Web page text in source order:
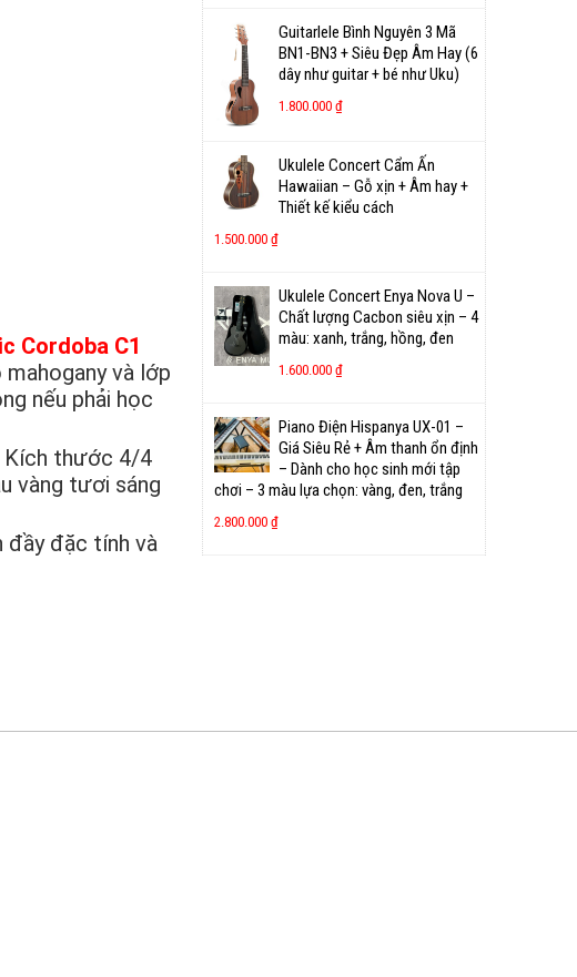
Cordoba C1
và lớp
nếu phải học
Kích thước 4/4
vàng tươi sáng
đầy đặc tính và
Guitarlele Bình Nguyên 3 Mã
BN1-BN3 + Siêu Đẹp Âm Hay (6
dây như guitar + bé như Uku)
1.800.000 ₫
Ukulele Concert Cẩm Ấn
Hawaiian – Gỗ xịn + Âm hay +
Thiết kế kiểu cách
1.500.000 ₫
Ukulele Concert Enya Nova U –
Chất lượng Cacbon siêu xịn – 4
màu: xanh, trắng, hồng, đen
1.600.000 ₫
Piano Điện Hispanya UX-01 –
Giá Siêu Rẻ + Âm thanh ổn định
– Dành cho học sinh mới tập
chơi – 3 màu lựa chọn: vàng, đen, trắng
2.800.000 ₫